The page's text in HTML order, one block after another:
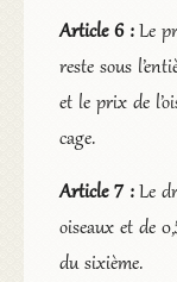
Article 6 : Le
reste sous
et le prix de
cage.
Article 7 : Le
oiseaux et de
du sixième.